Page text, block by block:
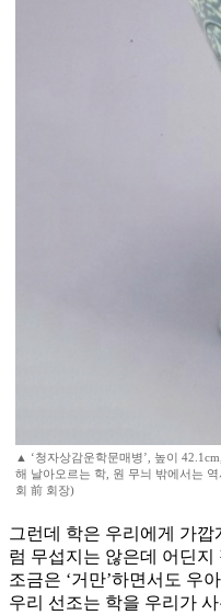
▲ ‘청자상감운학문매병’, 높이
해 날아오르는 학, 원 무늬 밖에서는
회 前 회장)
그런데 학은 우리에게 가
럼 무섭지는 않은데 어딘
조금은 ‘거만’하면서도 우
우리 선조는 학을 우리가